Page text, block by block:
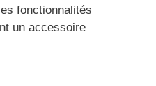
fonctionnalités
un accessoire